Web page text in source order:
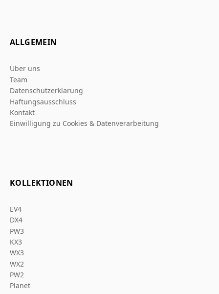
ALLGEMEIN
Über uns
Team
Datenschutzerklarung
Haftungsausschluss
Kontakt
Einwilligung zu Cookies & Datenverarbeitung
KOLLEKTIONEN
EV4
DX4
PW3
KX3
WX3
WX2
PW2
Planet